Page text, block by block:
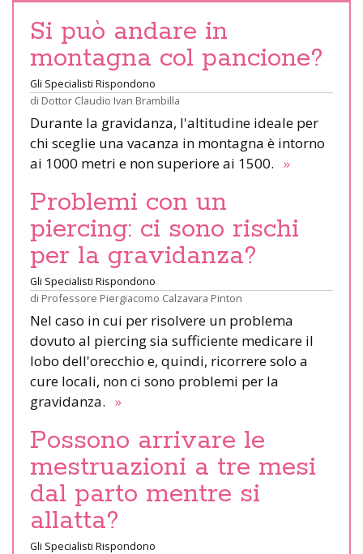
Si può andare in
montagna col pancione?
Gli Specialisti Rispondono
di Dottor Claudio Ivan Brambilla
Durante la gravidanza, l'altitudine ideale per
chi sceglie una vacanza in montagna è intorno
ai 1000 metri e non superiore ai 1500. »
Problemi con un
piercing: ci sono rischi
per la gravidanza?
Gli Specialisti Rispondono
di Professore Piergiacomo Calzavara Pinton
Nel caso in cui per risolvere un problema
dovuto al piercing sia sufficiente medicare il
lobo dell'orecchio e, quindi, ricorrere solo a
cure locali, non ci sono problemi per la
gravidanza. »
Possono arrivare le
mestruazioni a tre mesi
dal parto mentre si
allatta?
Gli Specialisti Rispondono